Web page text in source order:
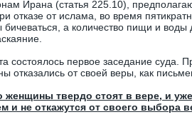
Ирана (статья 225.10),
отказе от ислама, во время
бичеваться, а количество пищи и
состоялось первое заседание суда.
отказались от своей веры, как
женщины твердо стоят в вере, и
и не откажутся от своего выбора